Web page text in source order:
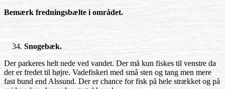
Bemærk fredningsbælte i området.
Snogebæk.
Der parkeres helt nede ved vandet. Der må kun fiskes til venstre da
der er fredet til højre. Vadefiskeri med små sten og tang men mere
fast bund end Alssund. Der er chance for fisk på hele strækket og på